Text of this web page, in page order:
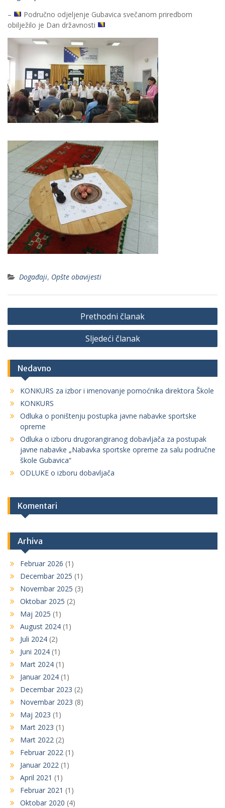
–
Područno odjeljenje Gubavica svečanom priredbom
obilježilo je Dan državnosti
Događaji, Opšte obavijesti
Navigacija
članaka
Prethodni članak
Sljedeći članak
Nedavno
KONKURS za izbor i imenovanje pomoćnika direktora Škole
KONKURS
Odluka o poništenju postupka javne nabavke sportske
opreme
Odluka o izboru drugorangiranog dobavljača za postupak
javne nabavke „Nabavka sportske opreme za salu područne
škole Gubavica“
ODLUKE o izboru dobavljača
Komentari
Arhiva
Februar 2026 (1)
Decembar 2025 (1)
Novembar 2025 (3)
Oktobar 2025 (2)
Maj 2025 (1)
August 2024 (1)
Juli 2024 (2)
Juni 2024 (1)
Mart 2024 (1)
Januar 2024 (1)
Decembar 2023 (2)
Novembar 2023 (8)
Maj 2023 (1)
Mart 2023 (1)
Mart 2022 (2)
Februar 2022 (1)
Januar 2022 (1)
April 2021 (1)
Februar 2021 (1)
Oktobar 2020 (4)